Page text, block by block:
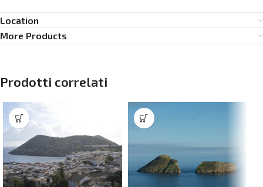
Location
More Products
Prodotti correlati